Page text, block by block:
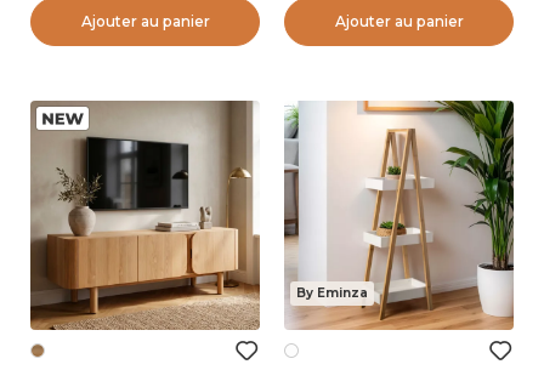
Ajouter au panier Ajouter au panier
By Eminza